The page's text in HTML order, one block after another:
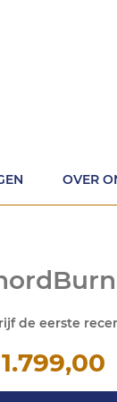
OVER
de eerste